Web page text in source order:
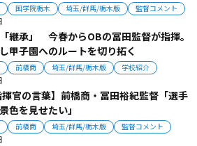
国学院栃木 埼玉/群馬/栃木版 監督コメント
「継承」 今春からOBの冨田監督が指揮。
甲子園へのルートを切り拓く
前橋商 埼玉/群馬/栃木版 学校紹介
官の言葉】前橋商・冨田裕紀監督「選手
色を見せたい」
前橋商 埼玉/群馬/栃木版 監督コメント